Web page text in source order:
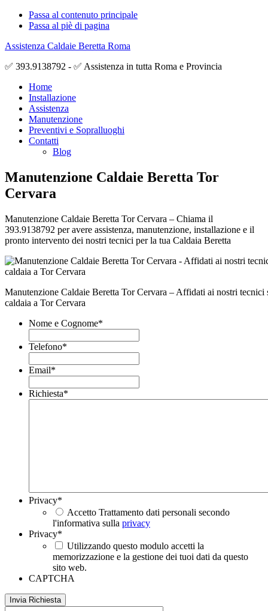
Passa al contenuto principale
Passa al piè di pagina
Assistenza Caldaie Beretta Roma
✅ 393.9138792 - ✅ Assistenza in tutta Roma e Provincia
Home
Installazione
Assistenza
Manutenzione
Preventivi e Sopralluoghi
Contatti
Blog
Manutenzione Caldaie Beretta Tor
Cervara
Manutenzione Caldaie Beretta Tor Cervara – Chiama il
393.9138792 per avere assistenza, manutenzione, installazione e il
pronto intervento dei nostri tecnici per la tua Caldaia Beretta
Manutenzione Caldaie Beretta Tor Cervara – Affidati ai nostri
caldaia a Tor Cervara
Nome e Cognome*
Telefono*
Email*
Richiesta*
Privacy*
Accetto Trattamento dati personali secondo
l'informativa sulla privacy
Privacy*
Utilizzando questo modulo accetti la
memorizzazione e la gestione dei tuoi dati da questo
sito web.
CAPTCHA